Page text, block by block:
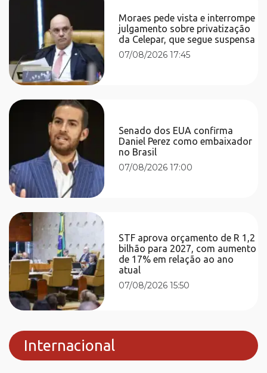
Moraes pede vista e interrompe
julgamento sobre privatização
da Celepar, que segue suspensa
07/08/2026 17:45
Senado dos EUA confirma
Daniel Perez como embaixador
no Brasil
07/08/2026 17:00
STF aprova orçamento de R 1,2
bilhão para 2027, com aumento
de 17% em relação ao ano
atual
07/08/2026 15:50
Internacional